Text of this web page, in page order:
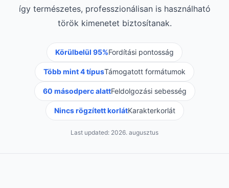
így természetes, professzionálisan is használható
török kimenetet biztosítanak.
Körülbelül 95%Fordítási pontosság
Több mint 4 típusTámogatott formátumok
60 másodperc alattFeldolgozási sebesség
Nincs rögzített korlátKarakterkorlát
Last updated: 2026. augusztus